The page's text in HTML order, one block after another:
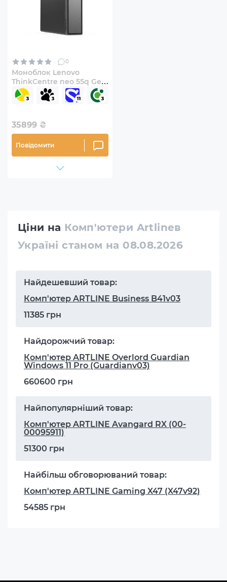
0
Моноблок Lenovo
ThinkCentre neo 55q Gen
6 (13GT0004UI)
35899 ₴
Повідомити
Ціни на Комп'ютери Artlineв
Україні станом на 08.08.2026
Найдешевший товар:
Комп'ютер ARTLINE Business B41v03
11385 грн
Найдорожчий товар:
Комп'ютер ARTLINE Overlord Guardian
Windows 11 Pro (Guardianv03)
660600 грн
Найпопулярніший товар:
Комп'ютер ARTLINE Avangard RX (00-
00095911)
51300 грн
Найбільш обговорюваний товар:
Комп'ютер ARTLINE Gaming X47 (X47v92)
54585 грн